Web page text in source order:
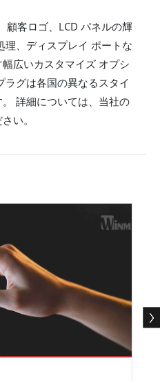
客ロゴ、LCD パネルの輝
理、ディスプレイ ポートな
広いカスタマイズ オプシ
ラグは各国の異なるスタイ
詳細については、当社の
い。